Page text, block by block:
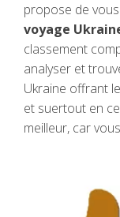
propose de
voyage
classement
analyser et
Ukraine offrant
et suertout en
meilleur, car